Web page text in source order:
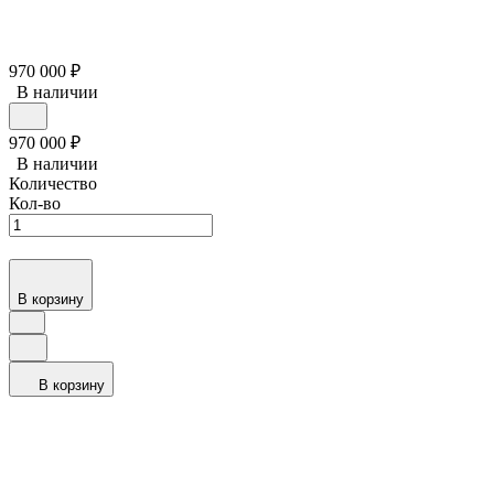
970 000 ₽
В наличии
970 000 ₽
В наличии
Количество
Кол-во
В корзину
В корзину